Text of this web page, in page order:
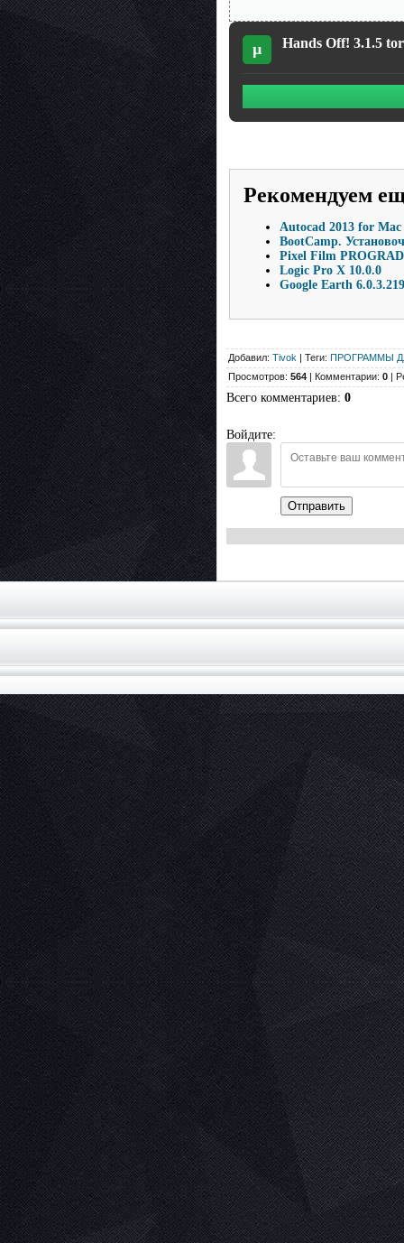
µ Hands Off! 3.1.5
Рекомендуем
Autocad 2013 for Mac
BootCamp.
Pixel Film
Logic Pro X 10.0.0
Google Earth
Добавил: Tivok | Теги: ПРОГРАММЫ
Просмотров: 564 | Комментарии: 0 |
Всего комментариев: 0
Войдите:
Отправить